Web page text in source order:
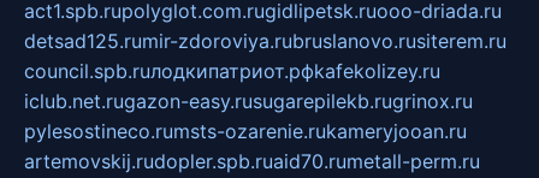
act1.spb.rupolyglot.com.rugidlipetsk.ruooo-driada.ru
detsad125.rumir-zdoroviya.rubruslanovo.rusiterem.ru
council.spb.ruлодкипатриот.рфkafekolizey.ru
iclub.net.rugazon-easy.rusugarepilekb.rugrinox.ru
pylesostineco.rumsts-ozarenie.rukameryjooan.ru
artemovskij.rudopler.spb.ruaid70.rumetall-perm.ru